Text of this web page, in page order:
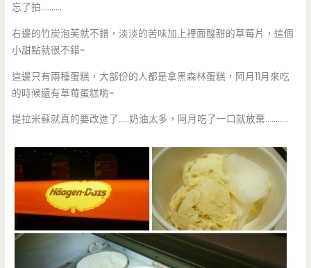
忘了拍……….
右邊的竹炭泡芙就不錯，淡淡的苦味加上裡面酸甜的草莓片，這個
小甜點就很不錯~
這邊只有兩種蛋糕，大部份的人都是拿黑森林蛋糕，阿月11月來吃
的時候還有草莓蛋糕喲~
提拉米蘇就真的要改進了…..奶油太多，阿月吃了一口就放棄………..